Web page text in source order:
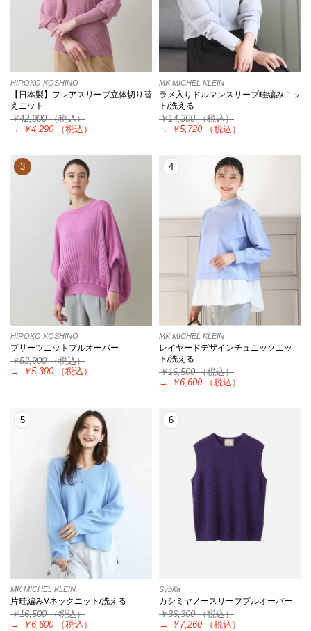
HIROKO KOSHINO
【日本製】フレアスリーブ立体切り替
えニット
￥42,900（税込）
→
￥4,290 （税込）
MK MICHEL KLEIN
ラメ入りドルマンスリーブ畦編みニッ
ト/洗える
￥14,300（税込）
→
￥5,720 （税込）
3
HIROKO KOSHINO
プリーツニットプルオーバー
￥53,900（税込）
→
￥5,390 （税込）
4
MK MICHEL KLEIN
レイヤードデザインチュニックニッ
ト/洗える
￥16,500（税込）
→
￥6,600 （税込）
5
MK MICHEL KLEIN
片畦編みVネックニット/洗える
￥16,500（税込）
→
￥6,600 （税込）
6
Sybilla
カシミヤノースリーブプルオーバー
￥36,300（税込）
→
￥7,260 （税込）